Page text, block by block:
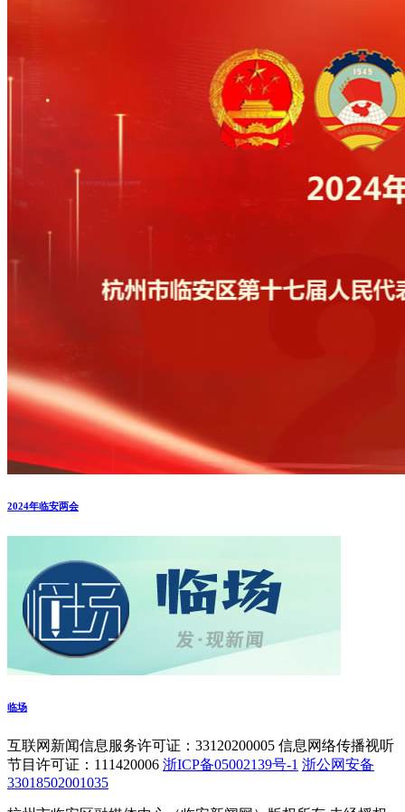
2024年临安两会
临场
互联网新闻信息服务许可证：33120200005 信息网络传播视听
节目许可证：111420006 浙ICP备05002139号-1 浙公网安备
33018502001035